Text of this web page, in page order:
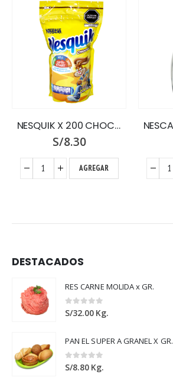
NESQUIK X 200 CHOCOLATE DOY PACK
S/8.30
AGREGAR
DESTACADOS
RES CARNE MOLIDA x GR.
0out of 5
S/32.00 Kg.
PAN EL SUPER A GRANEL X GR.
0out of 5
S/8.80 Kg.